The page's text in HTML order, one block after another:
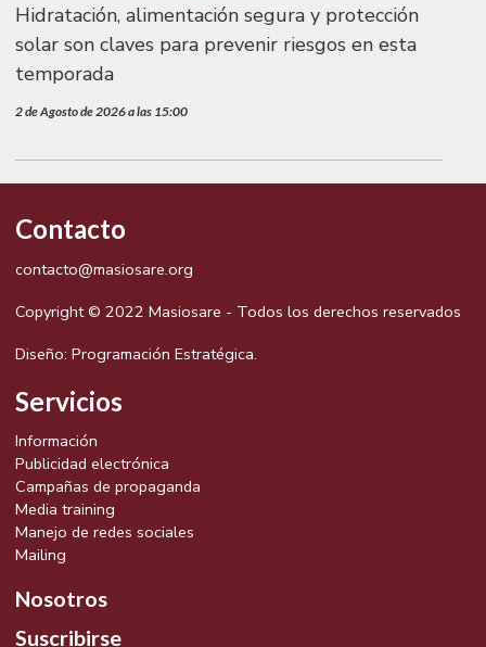
Hidratación, alimentación segura y protección
solar son claves para prevenir riesgos en esta
temporada
2 de Agosto de 2026 a las 15:00
Contacto
contacto@masiosare.org
Copyright © 2022 Masiosare - Todos los derechos reservados
Diseño: Programación Estratégica.
Servicios
Información
Publicidad electrónica
Campañas de propaganda
Media training
Manejo de redes sociales
Mailing
Nosotros
Suscribirse